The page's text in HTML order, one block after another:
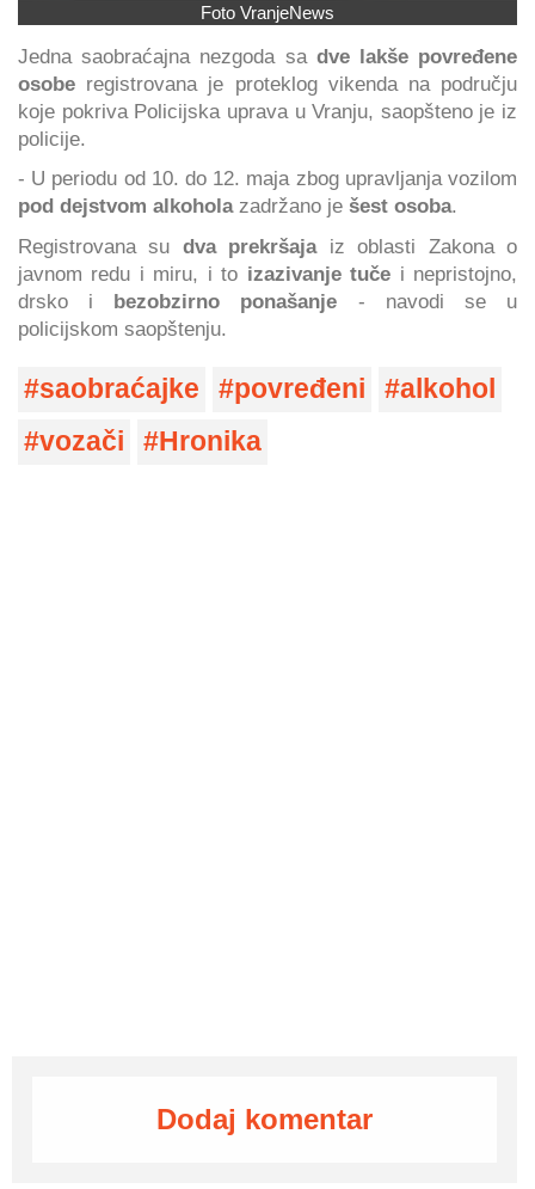
Foto VranjeNews
Jedna saobraćajna nezgoda sa dve lakše povređene
osobe registrovana je proteklog vikenda na području
koje pokriva Policijska uprava u Vranju, saopšteno je iz
policije.
- U periodu od 10. do 12. maja zbog upravljanja vozilom
pod dejstvom alkoholazadržano je šest osoba.
Registrovana su dva prekršajaiz oblasti Zakona o
javnom redu i miru, i to izazivanje tuče i nepristojno,
drsko i bezobzirno ponašanje - navodi se u
policijskom saopštenju.
saobraćajke povređeni
alkohol
vozači
Hronika
Dodaj komentar